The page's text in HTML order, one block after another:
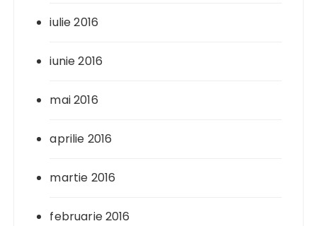
iulie 2016
iunie 2016
mai 2016
aprilie 2016
martie 2016
februarie 2016